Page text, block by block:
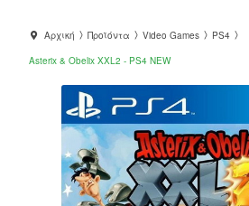
Αρχική Προϊόντα Video Games
PS4
Asterix & Obelix XXL2 - PS4 NEW